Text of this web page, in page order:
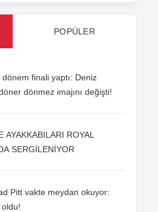
POPÜLER
finali yaptı: Deniz
dönmez imajını değişti!
AYAKKABILARI ROYAL
SERGİLENİYOR
Pitt vakte meydan okuyor: